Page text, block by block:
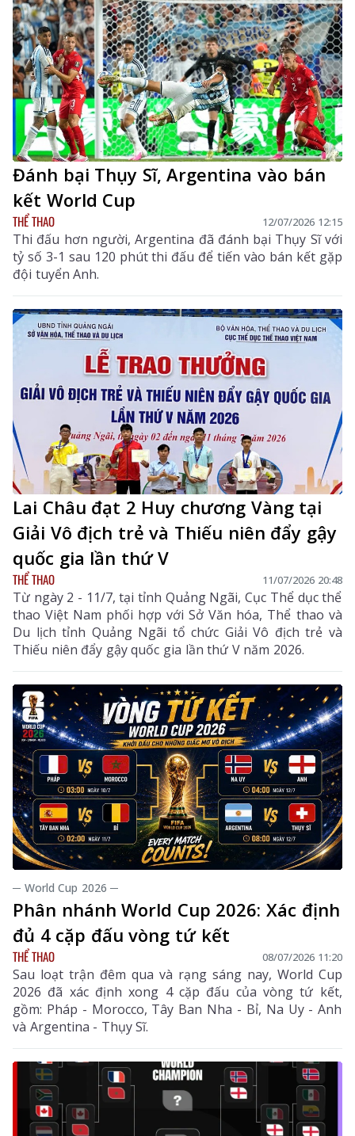
Đánh bại Thụy Sĩ, Argentina vào bán
kết World Cup
THỂ THAO 12/07/2026 12:15
Thi đấu hơn người, Argentina đã đánh bại Thụy Sĩ với
tỷ số 3-1 sau 120 phút thi đấu để tiến vào bán kết gặp
đội tuyển Anh.
Lai Châu đạt 2 Huy chương Vàng tại
Giải Vô địch trẻ và Thiếu niên đẩy gậy
quốc gia lần thứ V
THỂ THAO 11/07/2026 20:48
Từ ngày 2 - 11/7, tại tỉnh Quảng Ngãi, Cục Thể dục thể
thao Việt Nam phối hợp với Sở Văn hóa, Thể thao và
Du lịch tỉnh Quảng Ngãi tổ chức Giải Vô địch trẻ và
Thiếu niên đẩy gậy quốc gia lần thứ V năm 2026.
─ World Cup 2026 ─
Phân nhánh World Cup 2026: Xác định
đủ 4 cặp đấu vòng tứ kết
THỂ THAO 08/07/2026 11:20
Sau loạt trận đêm qua và rạng sáng nay, World Cup
2026 đã xác định xong 4 cặp đấu của vòng tứ kết,
gồm: Pháp - Morocco, Tây Ban Nha - Bỉ, Na Uy - Anh
và Argentina - Thụy Sĩ.